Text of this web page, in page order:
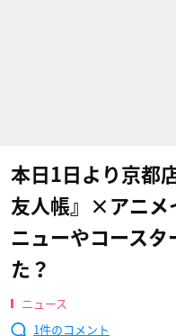
本日1日より京都
友人帳』×アニメ
ニューやコースタ
た？
ニュース
1